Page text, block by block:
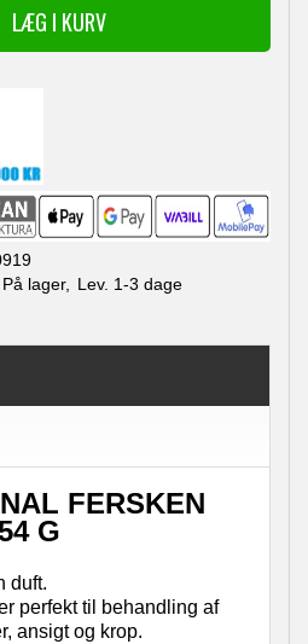
På lager,
Lev. 1-3 dage
FERSKEN
G
duft.
perfekt til behandling af
ansigt og krop.